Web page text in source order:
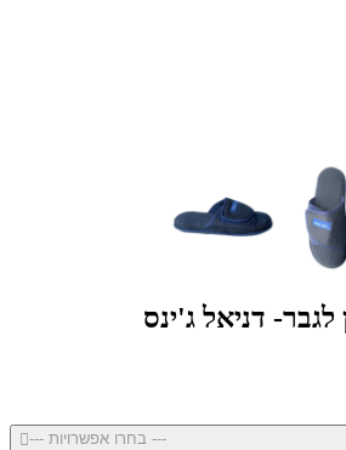
דניאל ג'ינס
--- בחרו אפשרויות ---